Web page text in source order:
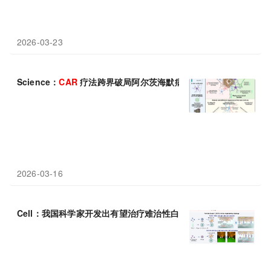
2026-03-23
Science：CAR疗法跨界破局阿尔茨海默病！单次注射CAR-星形
2026-03-16
Cell：我国科学家开发出有望治疗难治性白血病的改进型CAR